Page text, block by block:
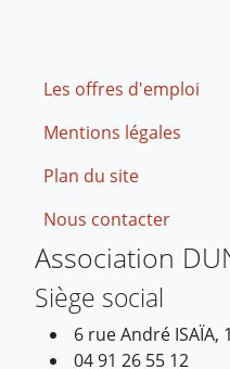
Footer
Les offres d'emploi
Mentions légales
Plan du site
Nous contacter
Association
Siège social
6 rue André ISAÏA,
04 91 26 55 12